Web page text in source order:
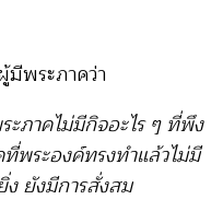
พระภาคว่า
ภาคไม่มีกิจอะไร ๆ ที่พึง
พระองค์ทรงทำแล้วไม่มี
ยังมีการสั่งสม